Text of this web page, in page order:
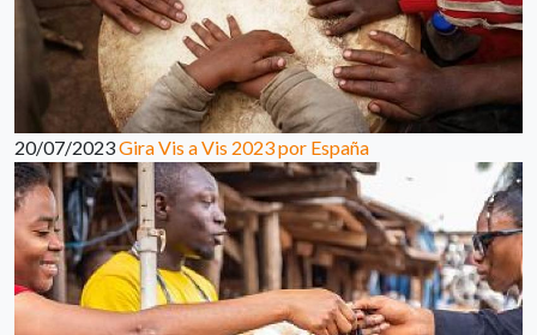
20/07/2023Gira Vis a Vis 2023 por España